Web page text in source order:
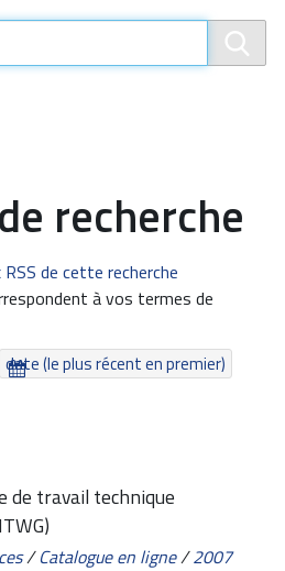
recherche
de cette recherche
à vos termes de
date (le plus récent en premier)
de travail technique
/Catalogue en ligne/2007